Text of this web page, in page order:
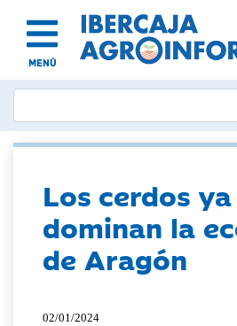
MENÚ
Los cerdos ya
dominan la
de Aragón
02/01/2024